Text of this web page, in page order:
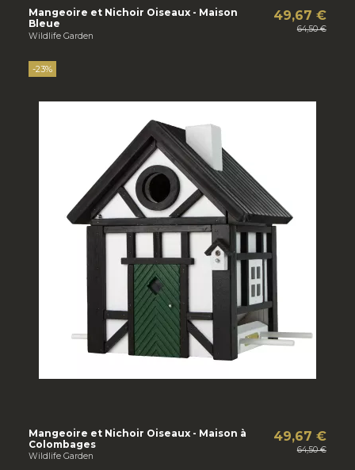
Mangeoire et Nichoir Oiseaux - Maison
Bleue
Wildlife Garden
49,67 €
64,50 €
-23%
Mangeoire et Nichoir Oiseaux - Maison à
Colombages
Wildlife Garden
49,67 €
64,50 €